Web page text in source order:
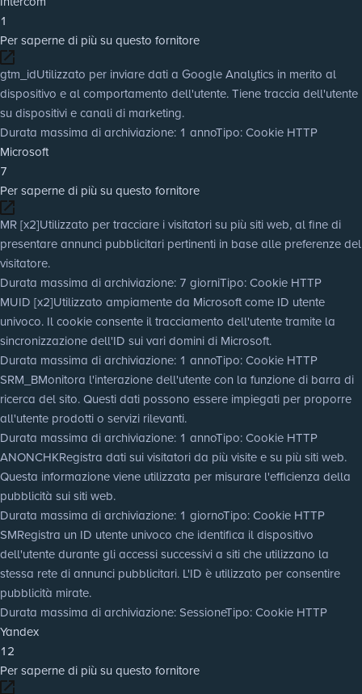
1
Per saperne di più su questo fornitore
gtm_idUtilizzato per inviare dati a Google Analytics in merito al
dispositivo e al comportamento dell'utente. Tiene traccia dell'utente
su dispositivi e canali di marketing.
Durata massima di archiviazione: 1 annoTipo: Cookie HTTP
Microsoft
7
Per saperne di più su questo fornitore
MR [x2]Utilizzato per tracciare i visitatori su più siti web, al fine di
presentare annunci pubblicitari pertinenti in base alle preferenze del
visitatore.
Durata massima di archiviazione: 7 giorniTipo: Cookie HTTP
MUID [x2]Utilizzato ampiamente da Microsoft come ID utente
univoco. Il cookie consente il tracciamento dell'utente tramite la
sincronizzazione dell'ID sui vari domini di Microsoft.
Durata massima di archiviazione: 1 annoTipo: Cookie HTTP
SRM_BMonitora l'interazione dell'utente con la funzione di barra di
ricerca del sito. Questi dati possono essere impiegati per proporre
all'utente prodotti o servizi rilevanti.
Durata massima di archiviazione: 1 annoTipo: Cookie HTTP
ANONCHKRegistra dati sui visitatori da più visite e su più siti web.
Questa informazione viene utilizzata per misurare l'efficienza della
pubblicità sui siti web.
Durata massima di archiviazione: 1 giornoTipo: Cookie HTTP
SMRegistra un ID utente univoco che identifica il dispositivo
dell'utente durante gli accessi successivi a siti che utilizzano la
stessa rete di annunci pubblicitari. L'ID è utilizzato per consentire
pubblicità mirate.
Durata massima di archiviazione: SessioneTipo: Cookie HTTP
Yandex
12
Per saperne di più su questo fornitore